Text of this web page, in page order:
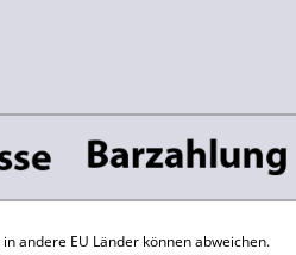
in andere EU Länder können abweichen.